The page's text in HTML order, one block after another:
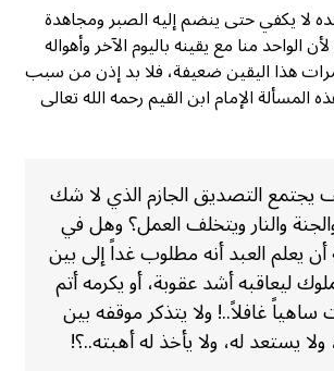
لا يكفي حتى ينضم إليه الصبر ومجاهدة
الواحد منا مع يقينه باليوم الآخر وأهواله
هذا اليقين ضعيفة، فلا بد إذن من سبب
المسألة الإمام ابن القيم رحمه الله تعالى
التصديق الجازم الذي لا شك
والنار ويتخلف العمل؟ وهل في
أن يعلم العبد أنه مطلوب غداً إلى بين
ليعاقبه أشد عقوبة، أو يكرمه أتم
ساهياً غافلاً..! ولا يتذكر موقفه بين
يستعد له، ولا يأخذ له أهبته..؟!